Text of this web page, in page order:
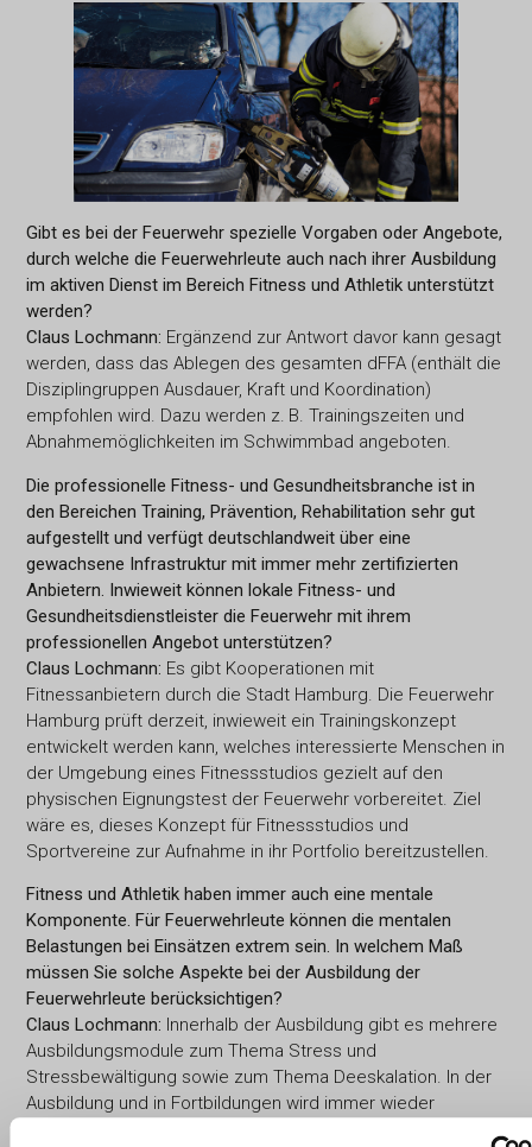
Gibt es bei der Feuerwehr spezielle Vorgaben oder Angebote,
durch welche die Feuerwehrleute auch nach ihrer Ausbildung
im aktiven Dienst im Bereich Fitness und Athletik unterstützt
werden?
Claus Lochmann: Ergänzend zur Antwort davor kann gesagt
werden, dass das Ablegen des gesamten dFFA (enthält die
Disziplingruppen Ausdauer, Kraft und Koordination)
empfohlen wird. Dazu werden z. B. Trainingszeiten und
Abnahmemöglichkeiten im Schwimmbad angeboten.
Die professionelle Fitness- und Gesundheitsbranche ist in
den Bereichen Training, Prävention, Rehabilitation sehr gut
aufgestellt und verfügt deutschlandweit über eine
gewachsene Infrastruktur mit immer mehr zertifizierten
Anbietern. Inwieweit können lokale Fitness- und
Gesundheitsdienstleister die Feuerwehr mit ihrem
professionellen Angebot unterstützen?
Claus Lochmann: Es gibt Kooperationen mit
Fitnessanbietern durch die Stadt Hamburg. Die Feuerwehr
Hamburg prüft derzeit, inwieweit ein Trainingskonzept
entwickelt werden kann, welches interessierte Menschen in
der Umgebung eines Fitnessstudios gezielt auf den
physischen Eignungstest der Feuerwehr vorbereitet. Ziel
wäre es, dieses Konzept für Fitnessstudios und
Sportvereine zur Aufnahme in ihr Portfolio bereitzustellen.
Fitness und Athletik haben immer auch eine mentale
Komponente. Für Feuerwehrleute können die mentalen
Belastungen bei Einsätzen extrem sein. In welchem Maß
müssen Sie solche Aspekte bei der Ausbildung der
Feuerwehrleute berücksichtigen?
Claus Lochmann: Innerhalb der Ausbildung gibt es mehrere
Ausbildungsmodule zum Thema Stress und
Stressbewältigung sowie zum Thema Deeskalation. In der
Ausbildung und in Fortbildungen wird immer wieder